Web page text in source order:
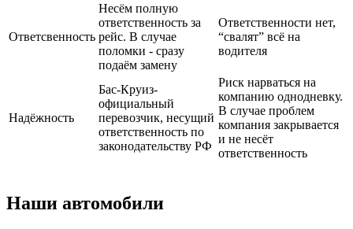
Ответсвенность
Несём полную
ответственность за
рейс. В случае
поломки - сразу
подаём замену
Ответственности нет,
“свалят” всё на
водителя
Надёжность
Бас-Круиз-
официальный
перевозчик, несущий
ответственность по
законодательству РФ
Риск нарваться на
компанию однодневку.
В случае проблем
компания закрывается
и не несёт
ответственность
Наши автомобили